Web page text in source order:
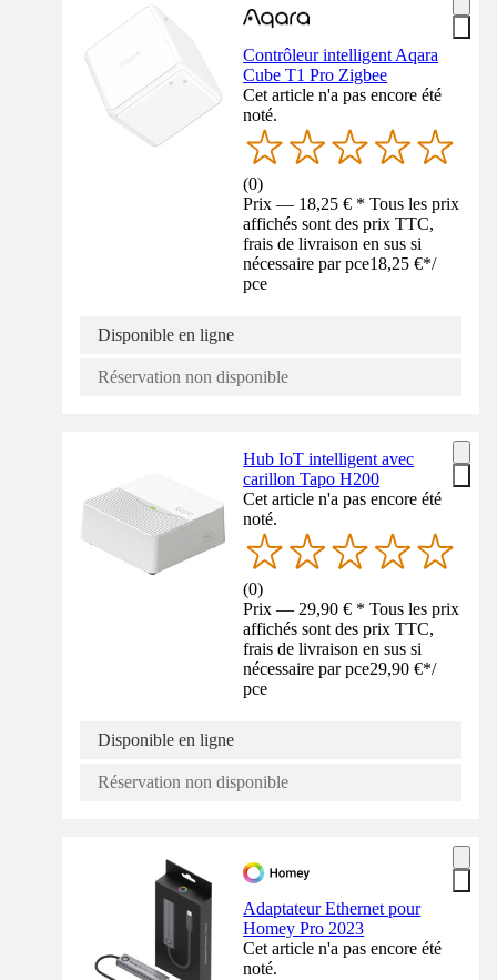
Contrôleur intelligent Aqara
Cube T1 Pro Zigbee
Cet article n'a pas encore été
noté.
(0)
Prix — 18,25 € * Tous les prix
affichés sont des prix TTC,
frais de livraison en sus si
nécessaire par pce18,25 €*/
pce
Disponible en ligne
Réservation non disponible
Hub IoT intelligent avec
carillon Tapo H200
Cet article n'a pas encore été
noté.
(0)
Prix — 29,90 € * Tous les prix
affichés sont des prix TTC,
frais de livraison en sus si
nécessaire par pce29,90 €*/
pce
Disponible en ligne
Réservation non disponible
Adaptateur Ethernet pour
Homey Pro 2023
Cet article n'a pas encore été
noté.